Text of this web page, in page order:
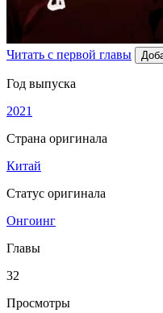
Читать с первой главы
Год выпуска
2021
Страна оригинала
Китай
Статус оригинала
Онгоинг
Главы
32
Просмотры